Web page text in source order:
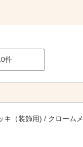
キ（装飾用) / クロームメ